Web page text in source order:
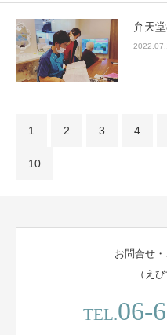
弁天
1 2 3 4
10
お問合せ
（え
TEL.06-